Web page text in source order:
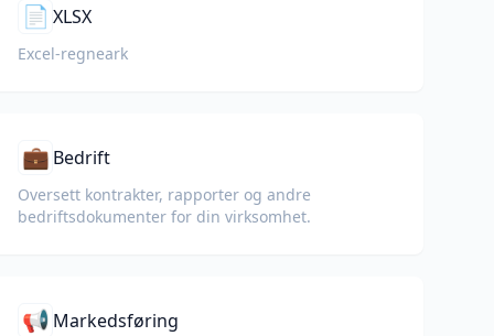
📄 XLSX
Excel-regneark
💼 Bedrift
Oversett kontrakter, rapporter og andre
bedriftsdokumenter for din virksomhet.
📢 Markedsføring